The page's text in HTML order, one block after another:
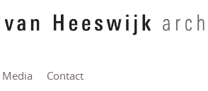
Media Contact